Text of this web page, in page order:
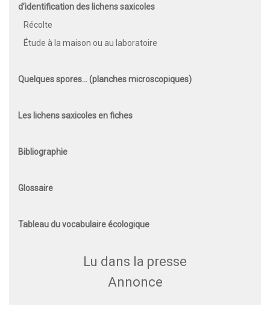
d’identification des lichens saxicoles
Récolte
Étude à la maison ou au laboratoire
Quelques spores… (planches microscopiques)
Les lichens saxicoles en fiches
Bibliographie
Glossaire
Tableau du vocabulaire écologique
Lu dans la presse
Annonce